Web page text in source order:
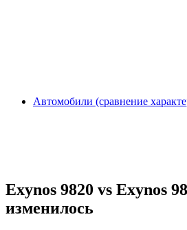
Автомобили (сравнение
Exynos 9820 vs Exynos
изменилось